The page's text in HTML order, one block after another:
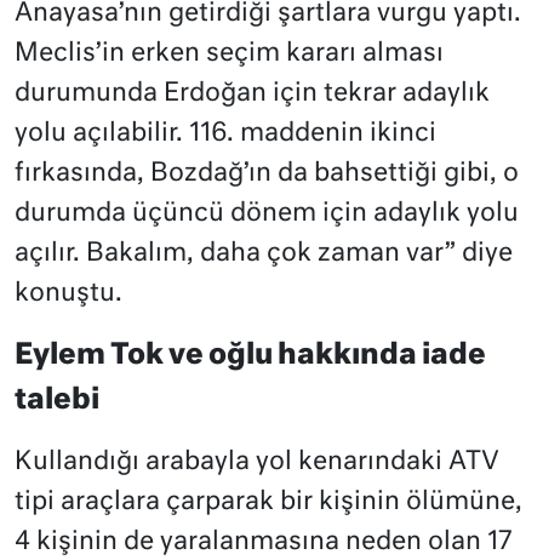
Anayasa’nın getirdiği şartlara vurgu yaptı.
Meclis’in erken seçim kararı alması
durumunda Erdoğan için tekrar adaylık
yolu açılabilir. 116. maddenin ikinci
fırkasında, Bozdağ’ın da bahsettiği gibi, o
durumda üçüncü dönem için adaylık yolu
açılır. Bakalım, daha çok zaman var” diye
konuştu.
Eylem Tok ve oğlu hakkında iade
talebi
Kullandığı arabayla yol kenarındaki ATV
tipi araçlara çarparak bir kişinin ölümüne,
4 kişinin de yaralanmasına neden olan 17